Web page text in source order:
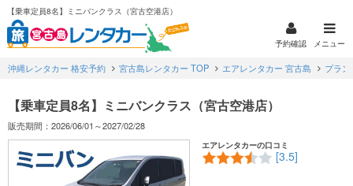
【乗車定員8名】ミニバンクラス（宮古空港店）
予約確認 メニュー
沖縄レンタカー 格安予約 宮古島レンタカー TOP エアレンタカー 宮古島 プラ
【乗車定員8名】ミニバンクラス（宮古空港店）
販売期間：2026/06/01～2027/02/28
エアレンタカーの口コミ
[3.5]